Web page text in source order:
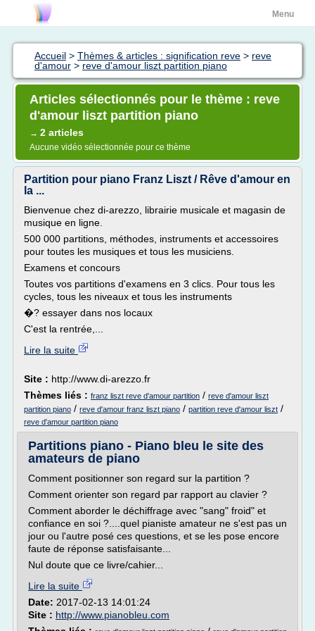
Menu
Accueil > Thèmes & articles : signification reve > reve
d'amour > reve d'amour liszt partition piano
Articles sélectionnés pour le thème : reve
d'amour liszt partition piano
→ 2 articles
Aucune vidéo sélectionnée pour ce thème
Partition pour piano Franz Liszt / Rêve d'amour en
la ...
Bienvenue chez di-arezzo, librairie musicale et magasin de
musique en ligne.
500 000 partitions, méthodes, instruments et accessoires
pour toutes les musiques et tous les musiciens.
Examens et concours
Toutes vos partitions d'examens en 3 clics. Pour tous les
cycles, tous les niveaux et tous les instruments
�? essayer dans nos locaux
C'est la rentrée,...
Lire la suite
Site : http://www.di-arezzo.fr
Thèmes liés : franz liszt reve d'amour partition / reve d'amour liszt
partition piano / reve d'amour franz liszt piano / partition reve d'amour liszt /
reve d'amour partition piano
Partitions piano - Piano bleu le site des
amateurs de piano
Comment positionner son regard sur la partition ?
Comment orienter son regard par rapport au clavier ?
Comment aborder le déchiffrage avec "sang" froid" et
confiance en soi ?....quel pianiste amateur ne s'est pas un
jour ou l'autre posé ces questions, et se les pose encore
faute de réponse satisfaisante...
Nul doute que ce livre/cahier...
Lire la suite
Date: 2017-02-13 14:01:24
Site : http://www.pianobleu.com